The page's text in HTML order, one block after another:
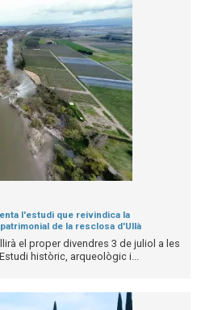
l'estudi que reivindica la
de la resclosa d'Ullà
el proper divendres 3 de juliol a les
històric, arqueològic i...